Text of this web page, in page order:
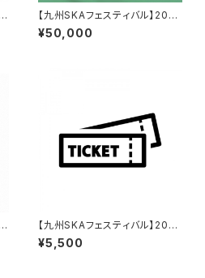
【九州SKAフェスティバル】2026
協賛(竹) チケット付
¥50,000
【九州SKAフェスティバル】2026
オリジナルデザイン・チケット
¥5,500